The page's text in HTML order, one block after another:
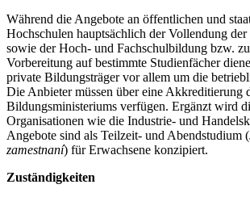
Während die Angebote an öffentlichen und
Hochschulen hauptsächlich der Vollendung
sowie der Hoch- und Fachschulbildung bzw.
Vorbereitung auf bestimmte Studienfächer
private Bildungsträger vor allem um die
Die Anbieter müssen über eine Akkreditierung
Bildungsministeriums verfügen. Ergänzt wird
Organisationen wie die Industrie- und
Angebote sind als Teilzeit- und Abendstudium (
zamestnaní) für Erwachsene konzipiert.
Zuständigkeiten